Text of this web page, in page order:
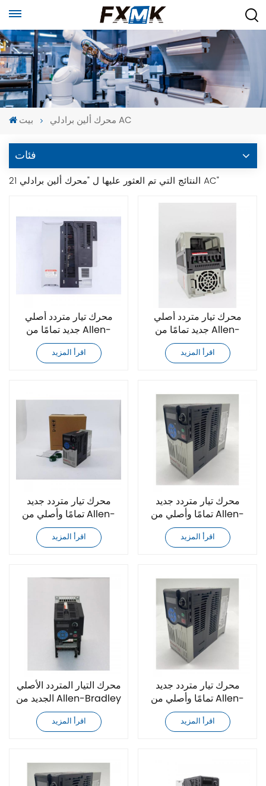
بيت محرك ألين برادلي AC
فئات
21 النتائج التي تم العثور عليها ل "محرك ألين برادلي AC"
محرك تيار متردد أصلي
جديد تمامًا من Allen-
Bradley 25B-D017N114
25B-D030N104
اقرأ المزيد
محرك تيار متردد أصلي
جديد تمامًا من Allen-
Bradley 25B-D013N104
25B-D013N114
اقرأ المزيد
محرك تيار متردد جديد
تمامًا وأصلي من Allen-
Bradley 25B-D4P0N114
اقرأ المزيد
محرك تيار متردد جديد
تمامًا وأصلي من Allen-
Bradley 25B-
D4P0N104
اقرأ المزيد
محرك التيار المتردد الأصلي
الجديد من Allen-Bradley
25B-D010N104
اقرأ المزيد
محرك تيار متردد جديد
تمامًا وأصلي من Allen-
Bradley 25B-D1P4N104
اقرأ المزيد